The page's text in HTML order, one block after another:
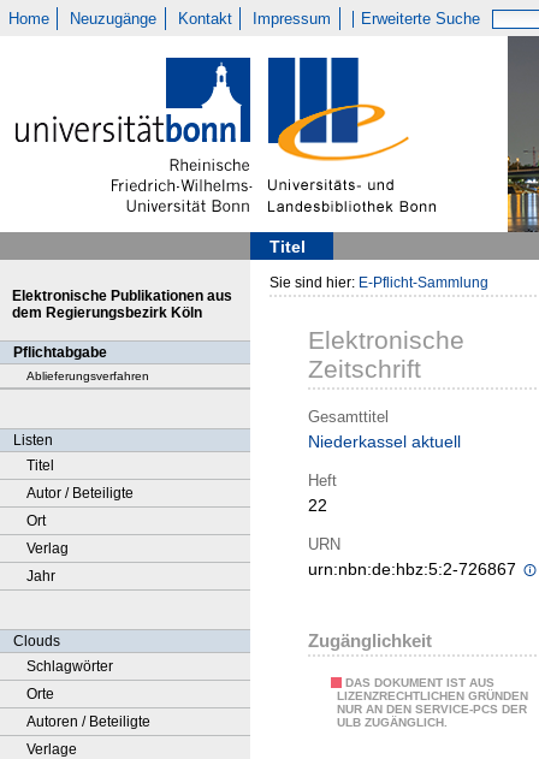
Home Neuzugänge Kontakt Impressum Erweiterte Suche
Titel
Elektronische Publikationen aus
dem Regierungsbezirk Köln
Pflichtabgabe
Ablieferungsverfahren
Listen
Titel
Autor / Beteiligte
Ort
Verlag
Jahr
Clouds
Schlagwörter
Orte
Autoren / Beteiligte
Verlage
Sie sind hier: E-Pflicht-Sammlung
Elektronische
Zeitschrift
Gesamttitel
Niederkassel aktuell
Heft
22
URN
urn:nbn:de:hbz:5:2-726867
Zugänglichkeit
DAS DOKUMENT IST AUS
LIZENZRECHTLICHEN GRÜNDEN
NUR AN DEN SERVICE-PCS DER
ULB ZUGÄNGLICH.